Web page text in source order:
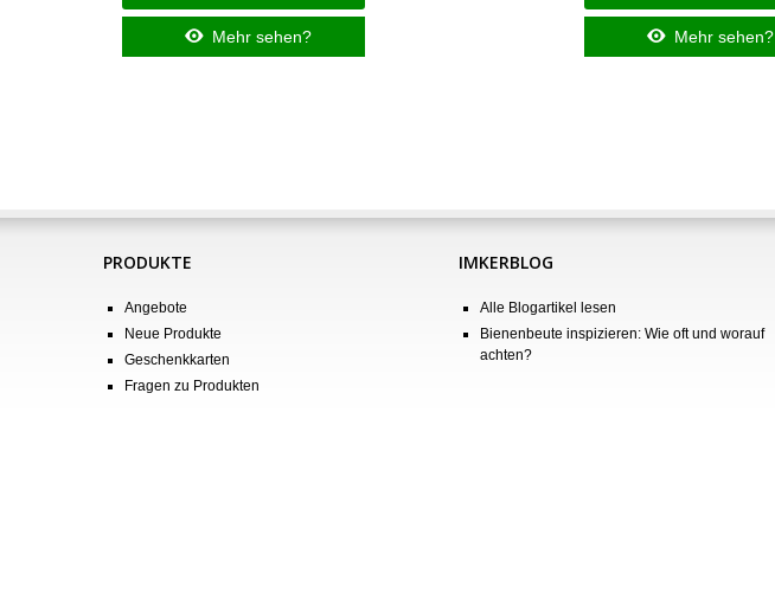
Mehr sehen? Mehr sehen?
PRODUKTE
Angebote
Neue Produkte
Geschenkkarten
Fragen zu Produkten
IMKERBLOG
Alle Blogartikel lesen
Bienenbeute inspizieren: Wie oft und worauf
achten?